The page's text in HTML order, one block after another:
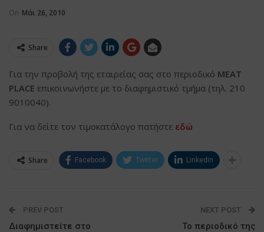
On Μάι 26, 2010
Share
Για την προβολή της εταιρείας σας στο περιοδικό MEAT
PLACE επικοινωνήστε με το διαφημιστικό τμήμα (τηλ. 210
9010040).
Για να δείτε τον τιμοκατάλογο πατήστε εδώ
Share Facebook Twitter Linkedin
PREV POST
Διαφημιστείτε στο
NEXT POST
Το περιοδικό της